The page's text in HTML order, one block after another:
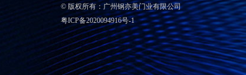
© 版权所有：广州钢亦美门业有限公司
粤ICP备2020094916号-1